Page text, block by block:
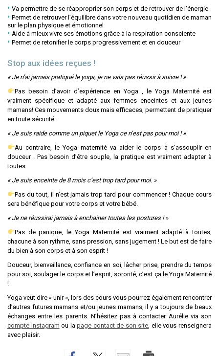
Va permettre de se réapproprier son corps et de retrouver de l’énergie
Permet de retrouver l’équilibre dans votre nouveau quotidien de maman
sur le plan physique et émotionnel
Aide à mieux vivre ses émotions grâce à la respiration consciente
Permet de retonifier le corps progressivement et en douceur
Stop aux idées reçues !
« Je n’ai jamais pratiqué le yoga, je ne vais pas réussir à suivre ! »
Pas besoin d’avoir d’expérience en Yoga , le Yoga Maternité est
vraiment spécifique et adapté aux femmes enceintes et aux jeunes
mamans! Ces mouvements doux mais efficaces, permettent de pratiquer
en toute sécurité.
« Je suis raide comme un piquet le Yoga ce n’est pas pour moi ! »
Au contraire, le Yoga maternité va aider le corps à s’assouplir en
douceur . Pas besoin d’être souple, la pratique est vraiment adapter à
toutes.
« Je suis enceinte de 8 mois c’est trop tard pour moi. »
Pas du tout, il n’est jamais trop tard pour commencer ! Chaque cours
sera bénéfique pour votre corps et votre bébé.
« Je ne réussirai jamais à enchainer toutes les postures ! »
Pas de panique, le Yoga Maternité est vraiment adapté à toutes,
chacune à son rythme, sans pression, sans jugement ! Le but est de faire
du bien à son corps et à son esprit !
Douceur, bienveillance, confiance en soi, lâcher prise, prendre du temps
pour soi, soulager le corps et l’esprit, sororité, c’est ça le Yoga Maternité
!
Yoga veut dire « unir », lors des cours vous pourrez également rencontrer
d’autres futures mamans et/ou jeunes mamans, il y a toujours de beaux
échanges entre les parents. N’hésitez pas à contacter Aurélie via son
compte Instagram ou lapage contact de son site, elle vous renseignera
avec plaisir.